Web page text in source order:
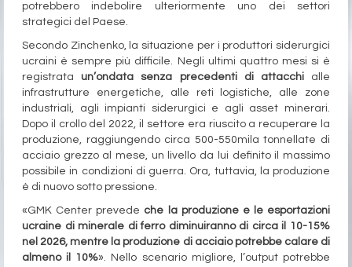
potrebbero indebolire ulteriormente uno dei settori
strategici del Paese.
Secondo Zinchenko, la situazione per i produttori siderurgici
ucraini è sempre più difficile. Negli ultimi quattro mesi si è
registrata un’ondata senza precedenti di attacchialle
infrastrutture energetiche, alle reti logistiche, alle zone
industriali, agli impianti siderurgici e agli asset minerari.
Dopo il crollo del 2022, il settore era riuscito a recuperare la
produzione, raggiungendo circa 500-550mila tonnellate di
acciaio grezzo al mese, un livello da lui definito il massimo
possibile in condizioni di guerra. Ora, tuttavia, la produzione
è di nuovo sotto pressione.
«GMK Center prevede che la produzione e le esportazioni
ucraine di minerale di ferro diminuiranno di circa il 10-15%
nel 2026, mentre la produzione di acciaio potrebbe calare di
almeno il 10%». Nello scenario migliore, l’output potrebbe